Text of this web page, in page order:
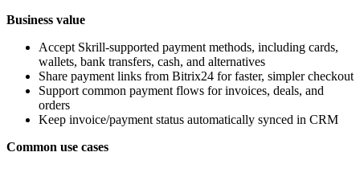
Business value
Accept Skrill-supported payment methods, including cards,
wallets, bank transfers, cash, and alternatives
Share payment links from Bitrix24 for faster, simpler checkout
Support common payment flows for invoices, deals, and
orders
Keep invoice/payment status automatically synced in CRM
Common use cases